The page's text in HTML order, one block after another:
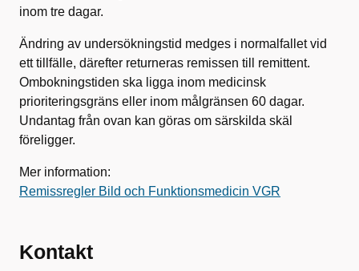
inom tre dagar.
Ändring av undersökningstid medges i normalfallet vid
ett tillfälle, därefter returneras remissen till remittent.
Ombokningstiden ska ligga inom medicinsk
prioriteringsgräns eller inom målgränsen 60 dagar.
Undantag från ovan kan göras om särskilda skäl
föreligger.
Mer information:
Remissregler Bild och Funktionsmedicin VGR
Kontakt